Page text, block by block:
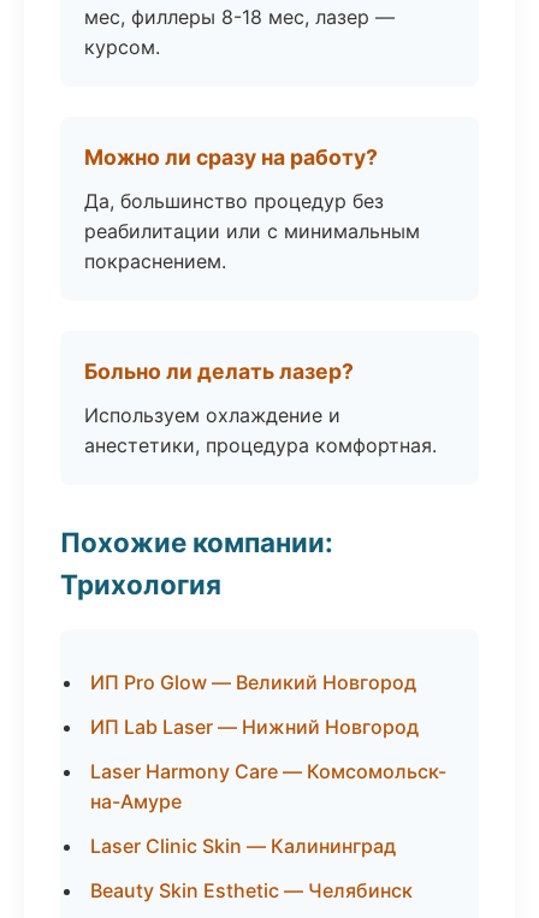
мес, филлеры 8-18 мес, лазер —
курсом.
Можно ли сразу на работу?
Да, большинство процедур без
реабилитации или с минимальным
покраснением.
Больно ли делать лазер?
Используем охлаждение и
анестетики, процедура комфортная.
Похожие компании:
Трихология
ИП Pro Glow — Великий Новгород
ИП Lab Laser — Нижний Новгород
Laser Harmony Care — Комсомольск-
на-Амуре
Laser Clinic Skin — Калининград
Beauty Skin Esthetic — Челябинск